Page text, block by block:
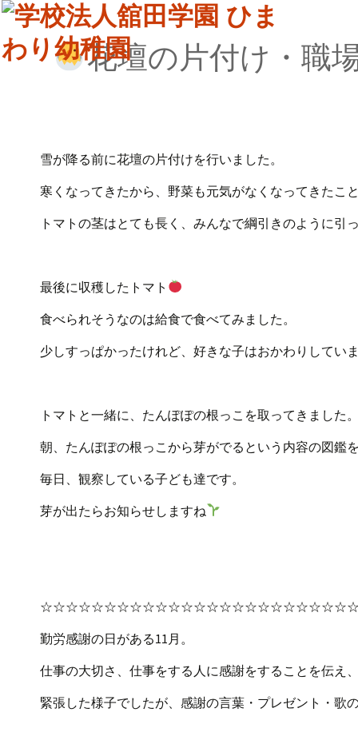
花壇の片付け・職
雪が降る前に花壇の片付けを行いました。
寒くなってきたから、野菜も元気がなくなってきたこ
トマトの茎はとても長く、みんなで綱引きのように引
最後に収穫したトマト
食べられそうなのは給食で食べてみました。
少しすっぱかったけれど、好きな子はおかわりしてい
トマトと一緒に、たんぽぽの根っこを取ってきました
朝、たんぽぽの根っこから芽がでるという内容の図鑑
毎日、観察している子ども達です。
芽が出たらお知らせしますね
勤労感謝の日がある11月。
仕事の大切さ、仕事をする人に感謝をすることを伝え
緊張した様子でしたが、感謝の言葉・プレゼント・歌